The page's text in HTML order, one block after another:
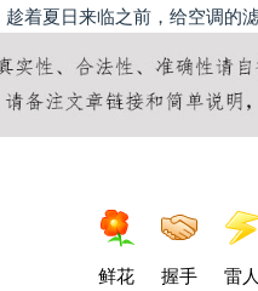
着夏日来临之前，给空调的
鲜花 握手 雷